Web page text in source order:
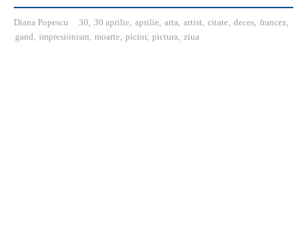
Diana Popescu 30, 30 aprilie, aprilie, arta, artist, citate, deces, francez,
gand, impresionism, moarte, pictor, pictura, ziua